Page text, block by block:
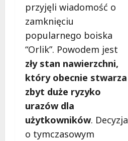
przyjęli wiadomość o
zamknięciu
popularnego boiska
“Orlik”. Powodem jest
zły stan nawierzchni,
który obecnie stwarza
zbyt duże ryzyko
urazów dla
użytkowników. Decyzja
o tymczasowym